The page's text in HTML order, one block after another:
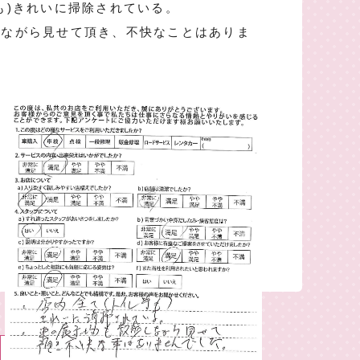
きれいに掃除されている。
がら見せて頂き、不快なことはありま